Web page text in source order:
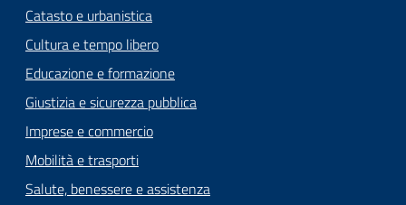
Catasto e urbanistica
Cultura e tempo libero
Educazione e formazione
Giustizia e sicurezza pubblica
Imprese e commercio
Mobilità e trasporti
Salute, benessere e assistenza